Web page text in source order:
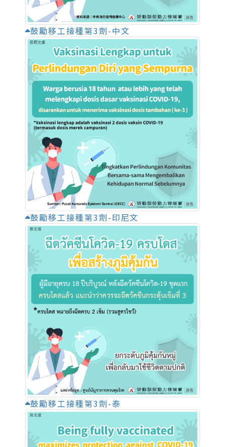
鼓勵移工接種第3劑-中文
鼓勵移工接種第3劑-印尼文
鼓勵移工接種第3劑-泰